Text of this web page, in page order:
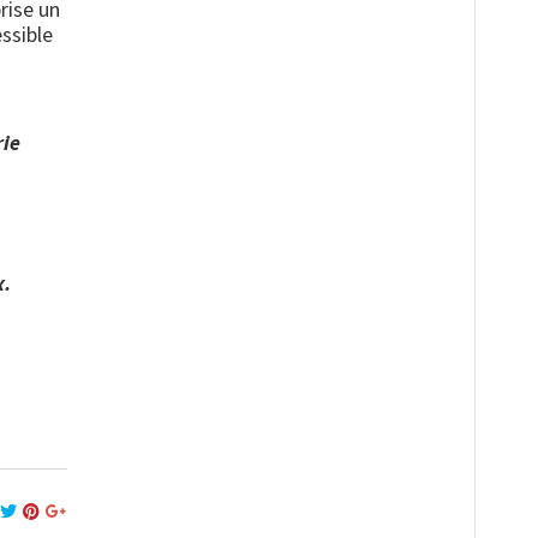
un